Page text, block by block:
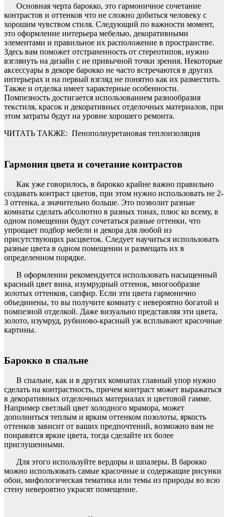
Основная черта барокко, это гармоничное сочетание
контрастов и оттенков что не сложно добиться человеку с
хорошим чувством стиля. Следующий по важности момент,
это оформление интерьера мебелью, декоративными
элементами и правильное их расположение в пространстве.
Здесь вам поможет отстраненность от стереотипов, нужно
взглянуть на дизайн с не привычной точки зрения. Некоторые
аксессуары в декоре барокко не часто встречаются в других
интерьерах и на первый взгляд не понятно как их разместить.
Также и отделка имеет характерные особенности.
Помпезность достигается использованием разнообразия
текстиля, красок и декоративных отделочных материалов, при
этом затраты будут на уровне хорошего ремонта.
ЧИТАТЬ ТАКЖЕ: Пенополиуретановая теплоизоляция
Гармония цвета и сочетание контрастов
Как уже говорилось, в барокко крайне важно правильно
создавать контраст цветов, при этом нужно использовать не 2-
3 оттенка, а значительно больше. Это позволит разные
комнаты сделать абсолютно в разных тонах, плюс ко всему, в
одном помещении будут сочетаться разные оттенки, что
упрощает подбор мебели и декора для любой из
присутствующих расцветок. Следует научиться использовать
разные цвета в одном помещении и размещать их в
определенном порядке.
В оформлении рекомендуется использовать насыщенный
красный цвет вина, изумрудный оттенок, многообразие
золотых оттенков, сапфир. Если эти цвета гармонично
объединены, то вы получите комнату с невероятно богатой и
помпезной отделкой. Даже визуально представляя эти цвета,
золото, изумруд, рубиново-красный уж всплывают красочные
картины.
Барокко в спальне
В спальне, как и в других комнатах главный упор нужно
сделать на контрастность, причем контраст может выражаться
в декоративных отделочных материалах и цветовой гамме.
Например светлый цвет холодного мрамора, может
дополниться теплым и ярким оттенком позолоты, яркость
оттенков зависит от ваших предпочтений, возможно вам не
понравятся яркие цвета, тогда сделайте их более
приглушенными.
Для этого используйте вердоры и шпалеры. В барокко
можно использовать самые красочные и содержащие рисунки
обои, мифологическая тематика или темы из природы во всю
стену невероятно украсят помещение.